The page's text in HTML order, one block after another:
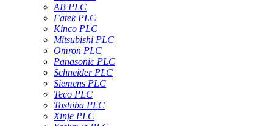
AB PLC
Fatek PLC
Kinco PLC
Mitsubishi PLC
Omron PLC
Panasonic PLC
Schneider PLC
Siemens PLC
Teco PLC
Toshiba PLC
Xinje PLC